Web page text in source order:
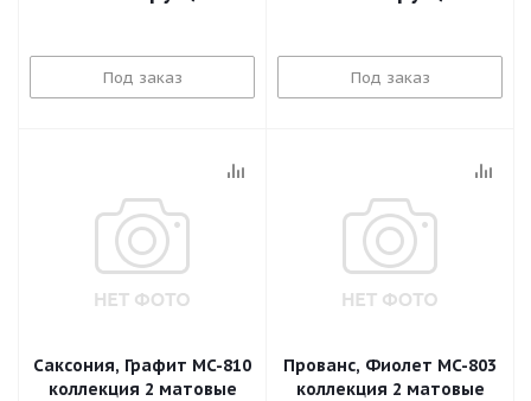
Под заказ Под заказ
Саксония, Графит MC-810
коллекция 2 матовые
Прованс, Фиолет MC-803
коллекция 2 матовые